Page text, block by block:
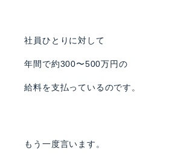
社員ひとりに対して
年間で約300〜500万円の
給料を支払っているのです。
もう一度言います。